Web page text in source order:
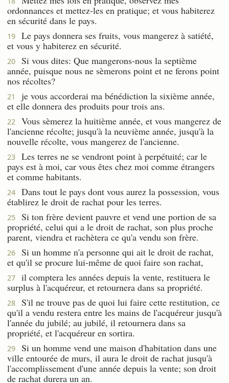
ordonnances et mettez-les en pratique; et vous habiterez
en sécurité dans le pays.
19
Le pays donnera ses fruits, vous mangerez à satiété,
et vous y habiterez en sécurité.
20
Si vous dites: Que mangerons-nous la septième
année, puisque nous ne sèmerons point et ne ferons point
nos récoltes?
21
je vous accorderai ma bénédiction la sixième année,
et elle donnera des produits pour trois ans.
22
Vous sèmerez la huitième année, et vous mangerez de
l'ancienne récolte; jusqu'à la neuvième année, jusqu'à la
nouvelle récolte, vous mangerez de l'ancienne.
23
Les terres ne se vendront point à perpétuité; car le
pays est à moi, car vous êtes chez moi comme étrangers
et comme habitants.
24
Dans tout le pays dont vous aurez la possession, vous
établirez le droit de rachat pour les terres.
25
Si ton frère devient pauvre et vend une portion de sa
propriété, celui qui a le droit de rachat, son plus proche
parent, viendra et rachètera ce qu'a vendu son frère.
26
Si un homme n'a personne qui ait le droit de rachat,
et qu'il se procure lui-même de quoi faire son rachat,
27
il comptera les années depuis la vente, restituera le
surplus à l'acquéreur, et retournera dans sa propriété.
28
S'il ne trouve pas de quoi lui faire cette restitution, ce
qu'il a vendu restera entre les mains de l'acquéreur jusqu'à
l'année du jubilé; au jubilé, il retournera dans sa
propriété, et l'acquéreur en sortira.
29
Si un homme vend une maison d'habitation dans une
ville entourée de murs, il aura le droit de rachat jusqu'à
l'accomplissement d'une année depuis la vente; son droit
de rachat durera un an.